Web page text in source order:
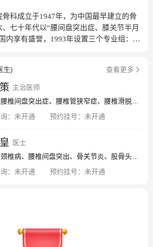
科成立于1947年，为中国最早建立的骨
七十年代以“腰间盘突出症、膝关节半月
内享有盛誉，1993年设置三个专业组：脊
生) 查看更多
主治医师
： 未开通 预约挂号： 未开通
医士
： 未开通 预约挂号： 未开通